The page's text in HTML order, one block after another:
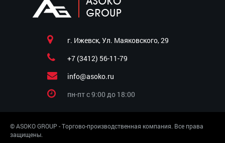
г. Ижевск, Ул. Маяковского, 29
+7 (3412) 56-11-79
info@asoko.ru
пн-пт c 9:00 до 18:00
© ASOKO GROUP - Торгово-производственная компания. Все права
защищены.